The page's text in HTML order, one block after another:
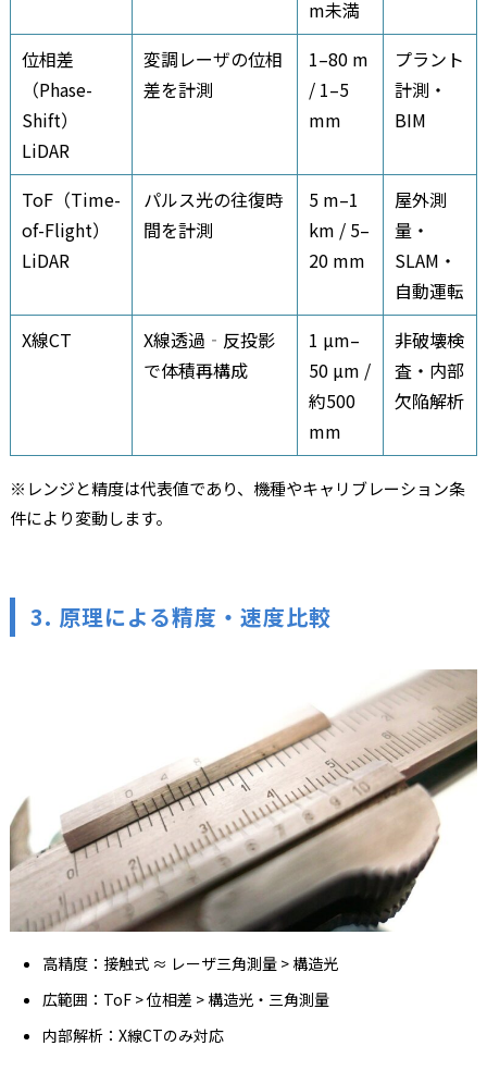
m未満
位相差
（Phase-
Shift）
LiDAR
変調レーザの位相
差を計測
1–80 m
/ 1–5
mm
プラント
計測・
BIM
ToF（Time-
of-Flight）
LiDAR
パルス光の往復時
間を計測
5 m–1
km / 5–
20 mm
屋外測
量・
SLAM・
自動運転
X線CT
X線透過‐反投影
で体積再構成
1 µm–
50 µm /
約500
mm
非破壊検
査・内部
欠陥解析
※レンジと精度は代表値であり、機種やキャリブレーション条
件により変動します。
3. 原理による精度・速度比較
高精度：接触式 ≈ レーザ三角測量 > 構造光
広範囲：ToF > 位相差 > 構造光・三角測量
内部解析：X線CTのみ対応